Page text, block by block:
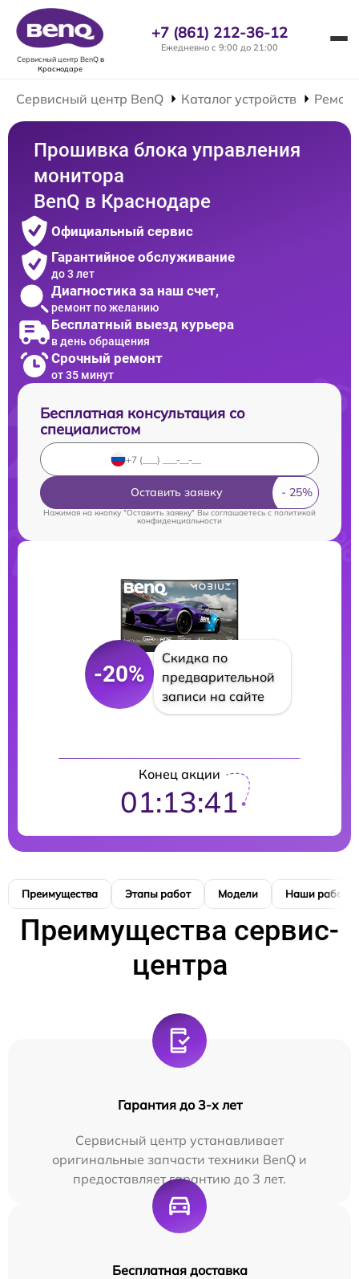
Сервисный центр BenQв
Краснодаре
+7 (861) 212-36-12
Ежедневно с 9:00 до 21:00
Сервисный центр BenQ Каталог устройств
Прошивка блока управления
монитора
BenQ в Краснодаре
Официальный сервис
Гарантийное обслуживание
до 3 лет
Диагностика за наш счет,
ремонт по желанию
Бесплатный выезд курьера
в день обращения
Срочный ремонт
от 35 минут
Бесплатная консультация со
специалистом
Оставить заявку
Нажимая на кнопку "Оставить заявку" Вы соглашаетесь cполитикой
конфиденциальности
-20%
Скидка по
предварительной
записи на сайте
Конец акции
01:13:40
Преимущества Этапы работ Модели Наши работы
Преимущества сервис-
центра
Гарантия до 3-х лет
Сервисный центр устанавливает
оригинальные запчасти техники BenQ и
предоставляет гарантию до 3 лет.
Бесплатная доставка